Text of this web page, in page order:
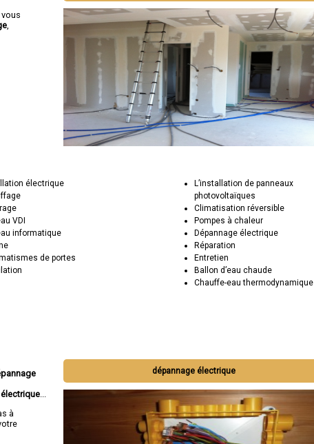
,
électrique
VDI
informatique
de portes
L’installation de panneaux
photovoltaïques
Climatisation réversible
Pompes à chaleur
Dépannage électrique
Réparation
Entretien
Ballon d’eau chaude
Chauffe-eau thermodynamique
dépannage électrique
à